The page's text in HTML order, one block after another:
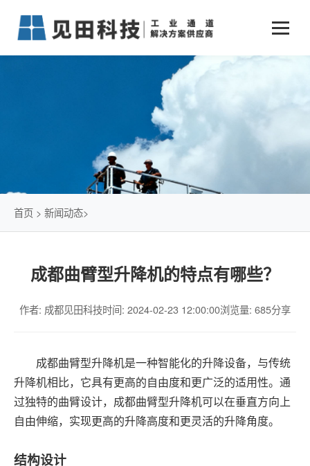
业务中心
仓储物流通道解决方案
智能立体库解决方案
简易升降机解决方案
新闻动态 +
传统仓储物流
石油化工行业
发展历程
首页 > 新闻动态>
成都曲臂型升降机的特点有哪些？
作者: 成都见田科技时间: 2024-02-23 12:00:00浏览量: 685分享
成都曲臂型升降机是一种智能化的升降设备，与传统
升降机相比，它具有更高的自由度和更广泛的适用性。通
过独特的曲臂设计，成都曲臂型升降机可以在垂直方向上
自由伸缩，实现更高的升降高度和更灵活的升降角度。
结构设计